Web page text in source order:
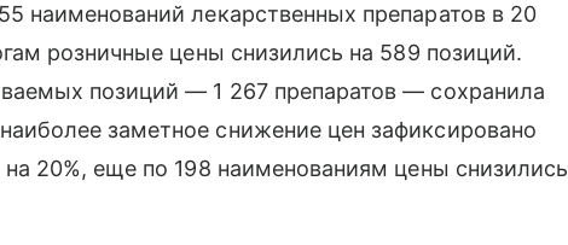
наименований лекарственных препаратов в 20
розничные цены снизились на 589 позиций.
позиций — 1 267 препаратов — сохранила
заметное снижение цен зафиксировано
20%, еще по 198 наименованиям цены снизились